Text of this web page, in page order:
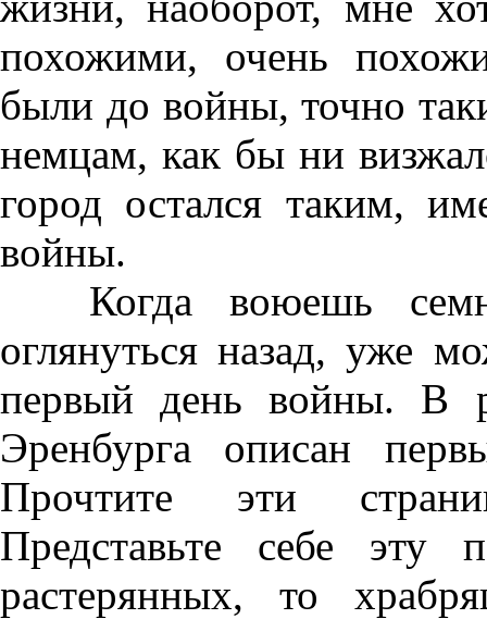
похожими, очень
были до войны, точно
немцам, как бы ни
город остался таким,
войны.
Когда воюешь
оглянуться назад, уже
первый день войны. В
Эренбурга описан
Прочтите эти
Представьте себе эту
растерянных, то